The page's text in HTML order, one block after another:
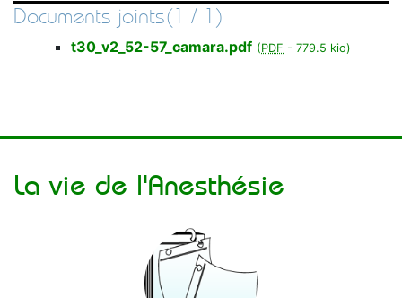
Documents joints(1 / 1)
t30_v2_52-57_camara.pdf (PDF - 779.5 kio)
La vie de l'Anesthésie